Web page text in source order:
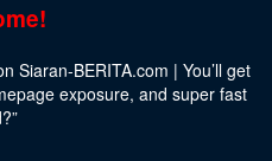
Siaran-BERITA.com | You’ll get
exposure, and super fast
?”